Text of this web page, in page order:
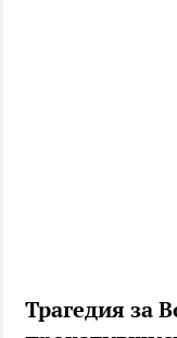
Трагедия за